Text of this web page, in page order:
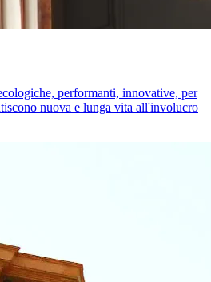
performanti, innovative, per
nuova e lunga vita all'involucro